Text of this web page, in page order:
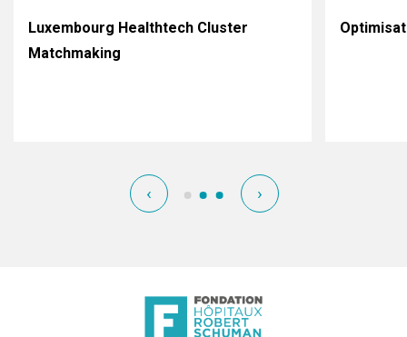
Luxembourg Healthtech Cluster
Matchmaking
‹ ›